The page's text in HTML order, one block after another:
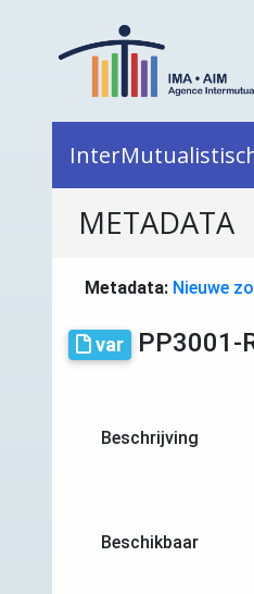
METADATA
Metadata: Nieuwe
var PP3001-
Beschrijving
Beschikbaar